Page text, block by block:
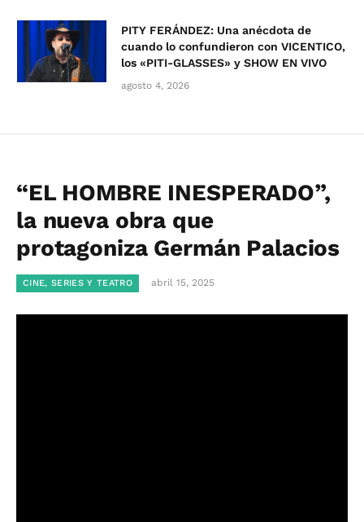
PITY FERÁNDEZ: Una anécdota de
cuando lo confundieron con VICENTICO,
los «PITI-GLASSES» y SHOW EN VIVO
agosto 4, 2026
“EL HOMBRE INESPERADO”,
la nueva obra que
protagoniza Germán Palacios
CINE, SERIES Y TEATRO abril 15, 2025